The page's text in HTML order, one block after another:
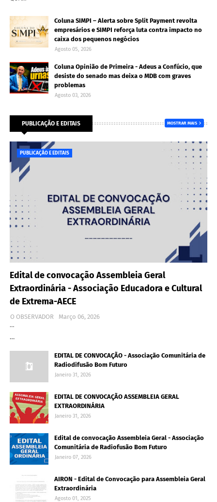
Coluna SIMPI – Alerta sobre Split Payment revolta
empresários e SIMPI reforça luta contra impacto no
caixa dos pequenos negócios
Agosto 05, 2026
Coluna Opinião de Primeira - Adeus a Confúcio, que
desiste do senado mas deixa o MDB com graves
problemas
Agosto 03, 2026
PUBLICAÇÃO E EDITAIS MOSTRAR MAIS
PUBLICAÇÃO E EDITAIS
Edital de convocação Assembleia Geral
Extraordinária - Associação Educadora e Cultural
de Extrema-AECE
O OBSERVADOR
Março 06, 2026
…
…
EDITAL DE CONVOCAÇÃO - Associação Comunitária de
Radiodifusão Bom Futuro
Janeiro 31, 2026
EDITAL DE CONVOCAÇÃO ASSEMBLEIA GERAL
EXTRAORDINÁRIA
Janeiro 31, 2026
Edital de convocação Assembleia Geral - Associação
Comunitária de Radiofusão Bom Futuro
Janeiro 07, 2026
AIRON - Edital de Convocação para Assembleia Geral
Extraordinária
Agosto 01, 2025